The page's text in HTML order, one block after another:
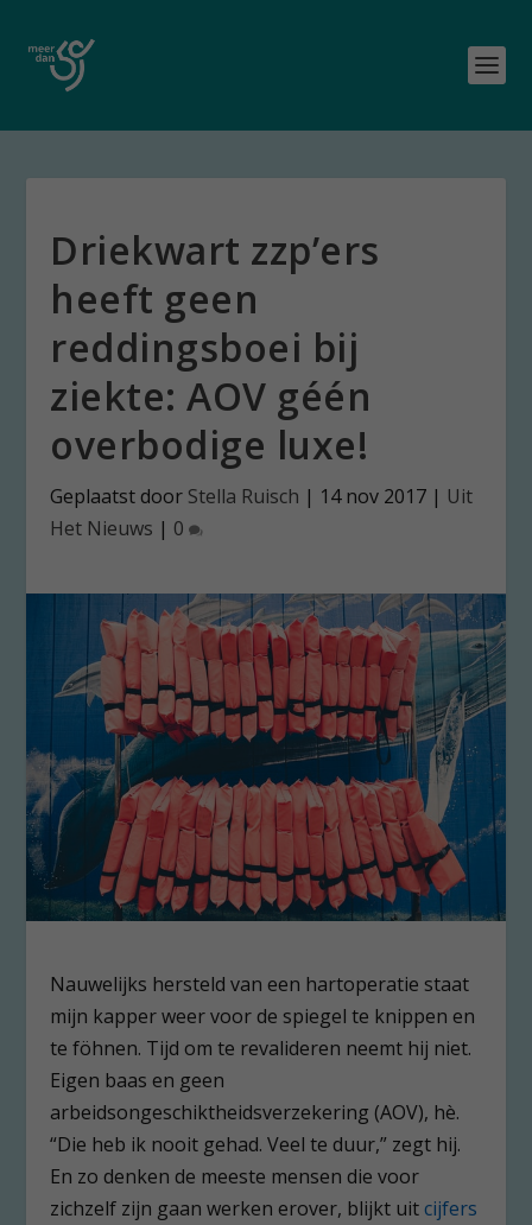
Driekwart zzp’ers
heeft geen
reddingsboei bij
ziekte: AOV géén
overbodige luxe!
Geplaatst door Stella Ruisch | 14 nov 2017 | Uit
Het Nieuws | 0
Nauwelijks hersteld van een hartoperatie staat
mijn kapper weer voor de spiegel te knippen en
te föhnen. Tijd om te revalideren neemt hij niet.
Eigen baas en geen
arbeidsongeschiktheidsverzekering (AOV), hè.
“Die heb ik nooit gehad. Veel te duur,” zegt hij.
En zo denken de meeste mensen die voor
zichzelf zijn gaan werken erover, blijkt uitcijfers